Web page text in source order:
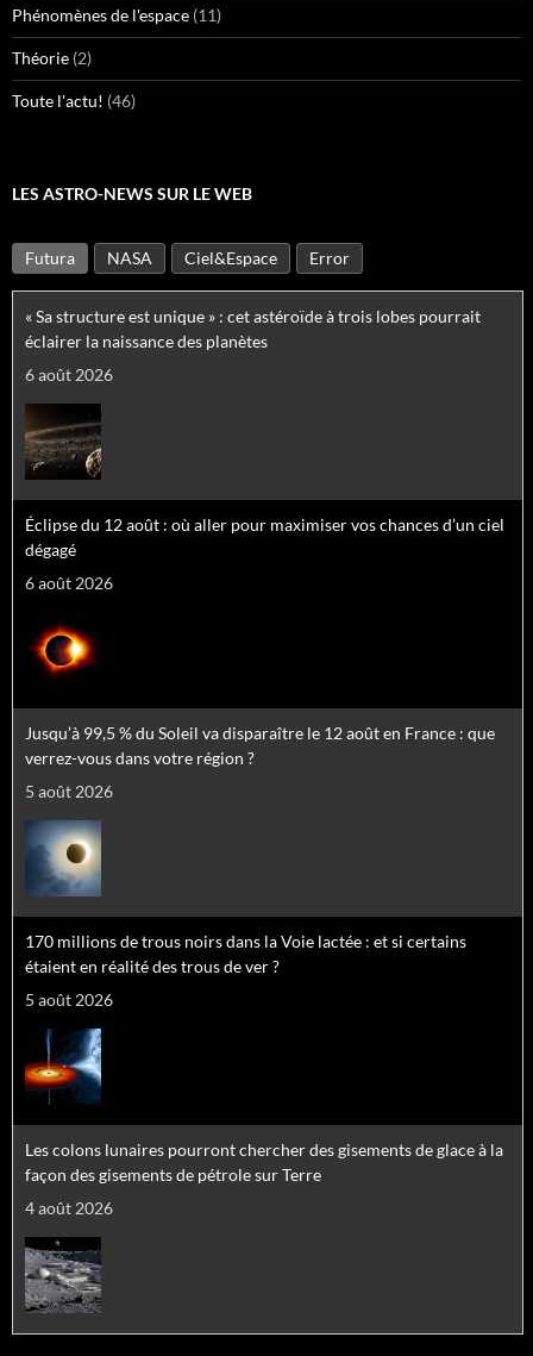
Phénomènes de l'espace (11)
Théorie (2)
Toute l'actu! (46)
LES ASTRO-NEWS SUR LE WEB
Futura NASA Ciel&Espace Error
« Sa structure est unique » : cet astéroïde à trois lobes pourrait
éclairer la naissance des planètes
6 août 2026
Éclipse du 12 août : où aller pour maximiser vos chances d’un ciel
dégagé
6 août 2026
Jusqu’à 99,5 % du Soleil va disparaître le 12 août en France : que
verrez-vous dans votre région ?
5 août 2026
170 millions de trous noirs dans la Voie lactée : et si certains
étaient en réalité des trous de ver ?
5 août 2026
Les colons lunaires pourront chercher des gisements de glace à la
façon des gisements de pétrole sur Terre
4 août 2026